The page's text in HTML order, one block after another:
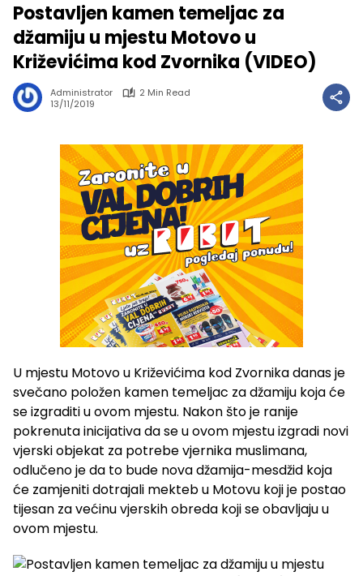
Postavljen kamen temeljac za
džamiju u mjestu Motovo u
Križevićima kod Zvornika (VIDEO)
Administrator
2 Min Read
13/11/2019
U mjestu Motovo u Križevićima kod Zvornika danas je
svečano položen kamen temeljac za džamiju koja će
se izgraditi u ovom mjestu. Nakon što je ranije
pokrenuta inicijativa da se u ovom mjestu izgradi novi
vjerski objekat za potrebe vjernika muslimana,
odlučeno je da to bude nova džamija-mesdžid koja
će zamjeniti dotrajali mekteb u Motovu koji je postao
tijesan za većinu vjerskih obreda koji se obavljaju u
ovom mjestu.